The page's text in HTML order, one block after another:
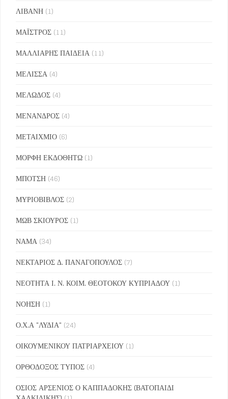
ΛΙΒΑΝΗ (1)
ΜΑΪΣΤΡΟΣ (11)
ΜΑΛΛΙΑΡΗΣ ΠΑΙΔΕΙΑ (11)
ΜΕΛΙΣΣΑ (4)
ΜΕΛΩΔΟΣ (4)
ΜΕΝΑΝΔΡΟΣ (4)
ΜΕΤΑΙΧΜΙΟ (6)
ΜΟΡΦΗ ΕΚΔΟΘΗΤΩ (1)
ΜΠΟΤΣΗ (46)
ΜΥΡΙΟΒΙΒΛΟΣ (2)
ΜΩΒ ΣΚΙΟΥΡΟΣ (1)
ΝΑΜΑ (34)
ΝΕΚΤΑΡΙΟΣ Δ. ΠΑΝΑΓΟΠΟΥΛΟΣ (7)
ΝΕΟΤΗΤΑ Ι. Ν. ΚΟΙΜ. ΘΕΟΤΟΚΟΥ ΚΥΠΡΙΑΔΟΥ (1)
ΝΟΗΣΗ (1)
Ο.Χ.Α "ΛΥΔΙΑ" (24)
ΟΙΚΟΥΜΕΝΙΚΟΥ ΠΑΤΡΙΑΡΧΕΙΟΥ (1)
ΟΡΘΟΔΟΞΟΣ ΤΥΠΟΣ (4)
ΟΣΙΟΣ ΑΡΣΕΝΙΟΣ Ο ΚΑΠΠΑΔΟΚΗΣ (ΒΑΤΟΠΑΙΔΙ